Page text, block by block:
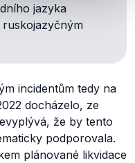
jazyka
incidentům tedy na
docházelo, ze
že by tento
podporovala.
plánované likvidace